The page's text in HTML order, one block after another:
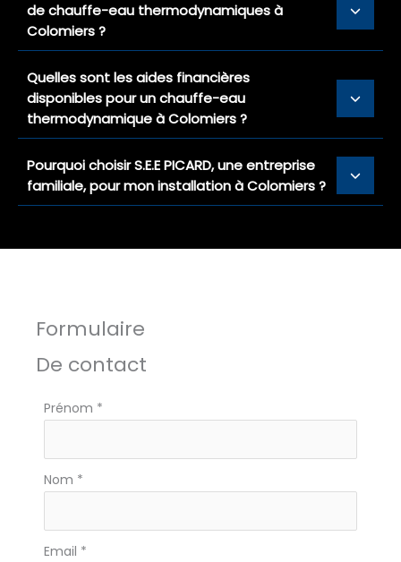
de chauffe-eau thermodynamiques à
Colomiers ?
Quelles sont les aides financières
disponibles pour un chauffe-eau
thermodynamique à Colomiers ?
Pourquoi choisir S.E.E PICARD, une entreprise
familiale, pour mon installation à Colomiers ?
Formulaire
De contact
Formulaire
avec
téléphone
Prénom *
Nom *
Email *